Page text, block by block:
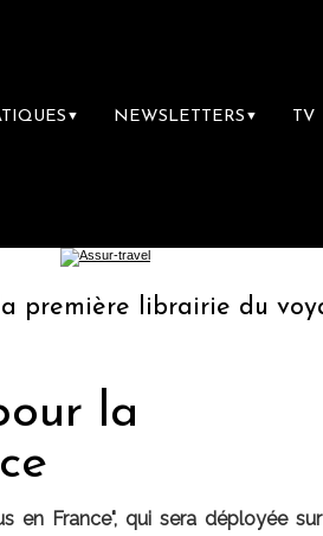
▼ NEWSLETTERS ▼ TV
librairie du voyage
la
en France", qui sera déployée sur